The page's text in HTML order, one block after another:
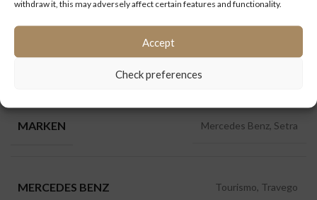
withdraw it, this may adversely affect certain features and functionality.
Accept
Check preferences
MOTORKÜHLSYSTEM
MARKEN Mercedes Benz, Setra
MERCEDES BENZ Tourismo, Travego